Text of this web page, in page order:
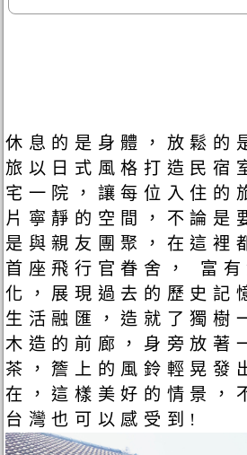
休息的是身體，放鬆的
旅以日式風格打造民宿
宅一院，讓每位入住的
片寧靜的空間，不論是
是與親友團聚，在這裡
首座飛行官眷舍， 富
化，展現過去的歷史記
生活融匯，造就了獨樹
木造的前廊，身旁放著
茶，簷上的風鈴輕晃發
在，這樣美好的情景，
台灣也可以感受到!